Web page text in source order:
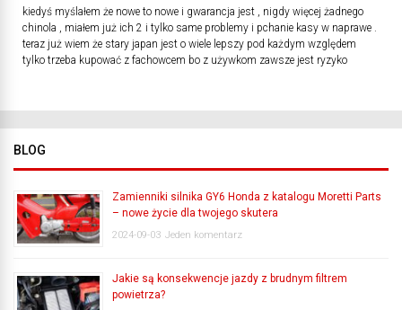
kiedyś myślałem że nowe to nowe i gwarancja jest , nigdy więcej żadnego
chinola , miałem już ich 2 i tylko same problemy i pchanie kasy w naprawe .
teraz już wiem że stary japan jest o wiele lepszy pod każdym względem
tylko trzeba kupować z fachowcem bo z używkom zawsze jest ryzyko
BLOG
Zamienniki silnika GY6 Honda z katalogu Moretti Parts
– nowe życie dla twojego skutera
2024-09-03 Jeden komentarz
Jakie są konsekwencje jazdy z brudnym filtrem
powietrza?